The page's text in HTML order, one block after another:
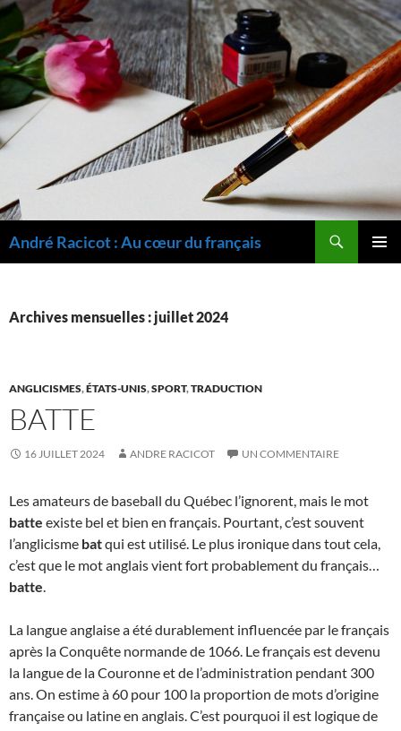
André Racicot : Au cœur du français
Archives mensuelles : juillet 2024
ANGLICISMES,ÉTATS-UNIS,SPORT,TRADUCTION
BATTE
16 JUILLET 2024 ANDRE RACICOT UN COMMENTAIRE
Les amateurs de baseball du Québec l’ignorent, mais le mot
batte existe bel et bien en français. Pourtant, c’est souvent
l’anglicisme batqui est utilisé. Le plus ironique dans tout cela,
c’est que le mot anglais vient fort probablement du français…
batte.
La langue anglaise a été durablement influencée par le français
après la Conquête normande de 1066. Le français est devenu
la langue de la Couronne et de l’administration pendant 300
ans. On estime à 60 pour 100 la proportion de mots d’origine
française ou latine en anglais. C’est pourquoi il est logique de